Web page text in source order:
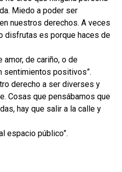
Miedo a poder ser
nuestros derechos. A veces
disfrutas es porque haces de
amor, de cariño, o de
sentimientos positivos”.
derecho a ser diverses y
Cosas que pensábamos que
hay que salir a la calle y
espacio público”.